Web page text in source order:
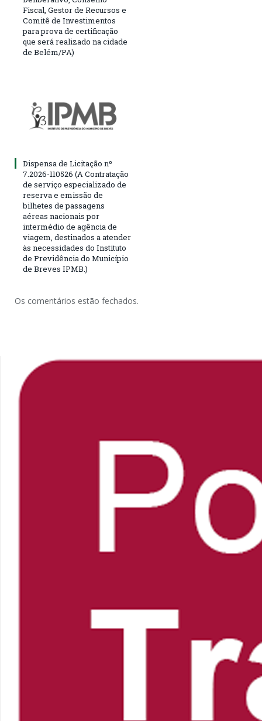
Fiscal, Gestor de Recursos e
Comitê de Investimentos
para prova de certificação
que será realizado na cidade
de Belém/PA)
Dispensa de Licitação nº
7.2026-110526 (A Contratação
de serviço especializado de
reserva e emissão de
bilhetes de passagens
aéreas nacionais por
intermédio de agência de
viagem, destinados a atender
às necessidades do Instituto
de Previdência do Município
de Breves IPMB.)
Os comentários estão fechados.